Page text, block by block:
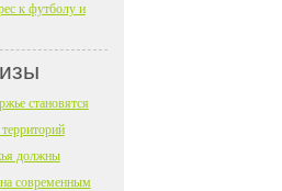
к футболу и
становятся
должны
современным